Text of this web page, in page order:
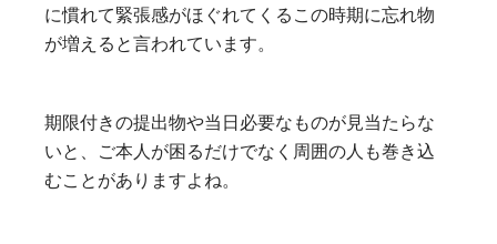
に慣れて緊張感がほぐれてくるこの時期に忘れ物
が増えると言われています。
期限付きの提出物や当日必要なものが見当たらな
いと、ご本人が困るだけでなく周囲の人も巻き込
むことがありますよね。